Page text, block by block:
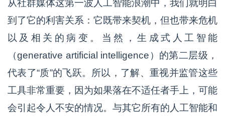
从社群媒体这第一波人工智能浪潮中，我们就明白
到了它的利害关系：它既带来契机，但也带来危机
以及相关的病变。当然，生成式人工智能
（generative artificial intelligence）的第二层级，
代表了“质”的飞跃。所以，了解、重视并监管这些
工具非常重要，因为如果落在不适任者手上，可能
会引起令人不安的情况。与其它所有的人工智能和